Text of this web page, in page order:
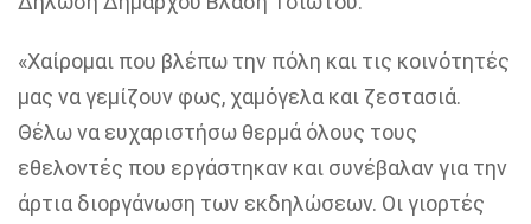
«Χαίρομαι που βλέπω την πόλη και τις κοινότητές
μας να γεμίζουν φως, χαμόγελα και ζεστασιά.
Θέλω να ευχαριστήσω θερμά όλους τους
εθελοντές που εργάστηκαν και συνέβαλαν για την
άρτια διοργάνωση των εκδηλώσεων. Οι γιορτές